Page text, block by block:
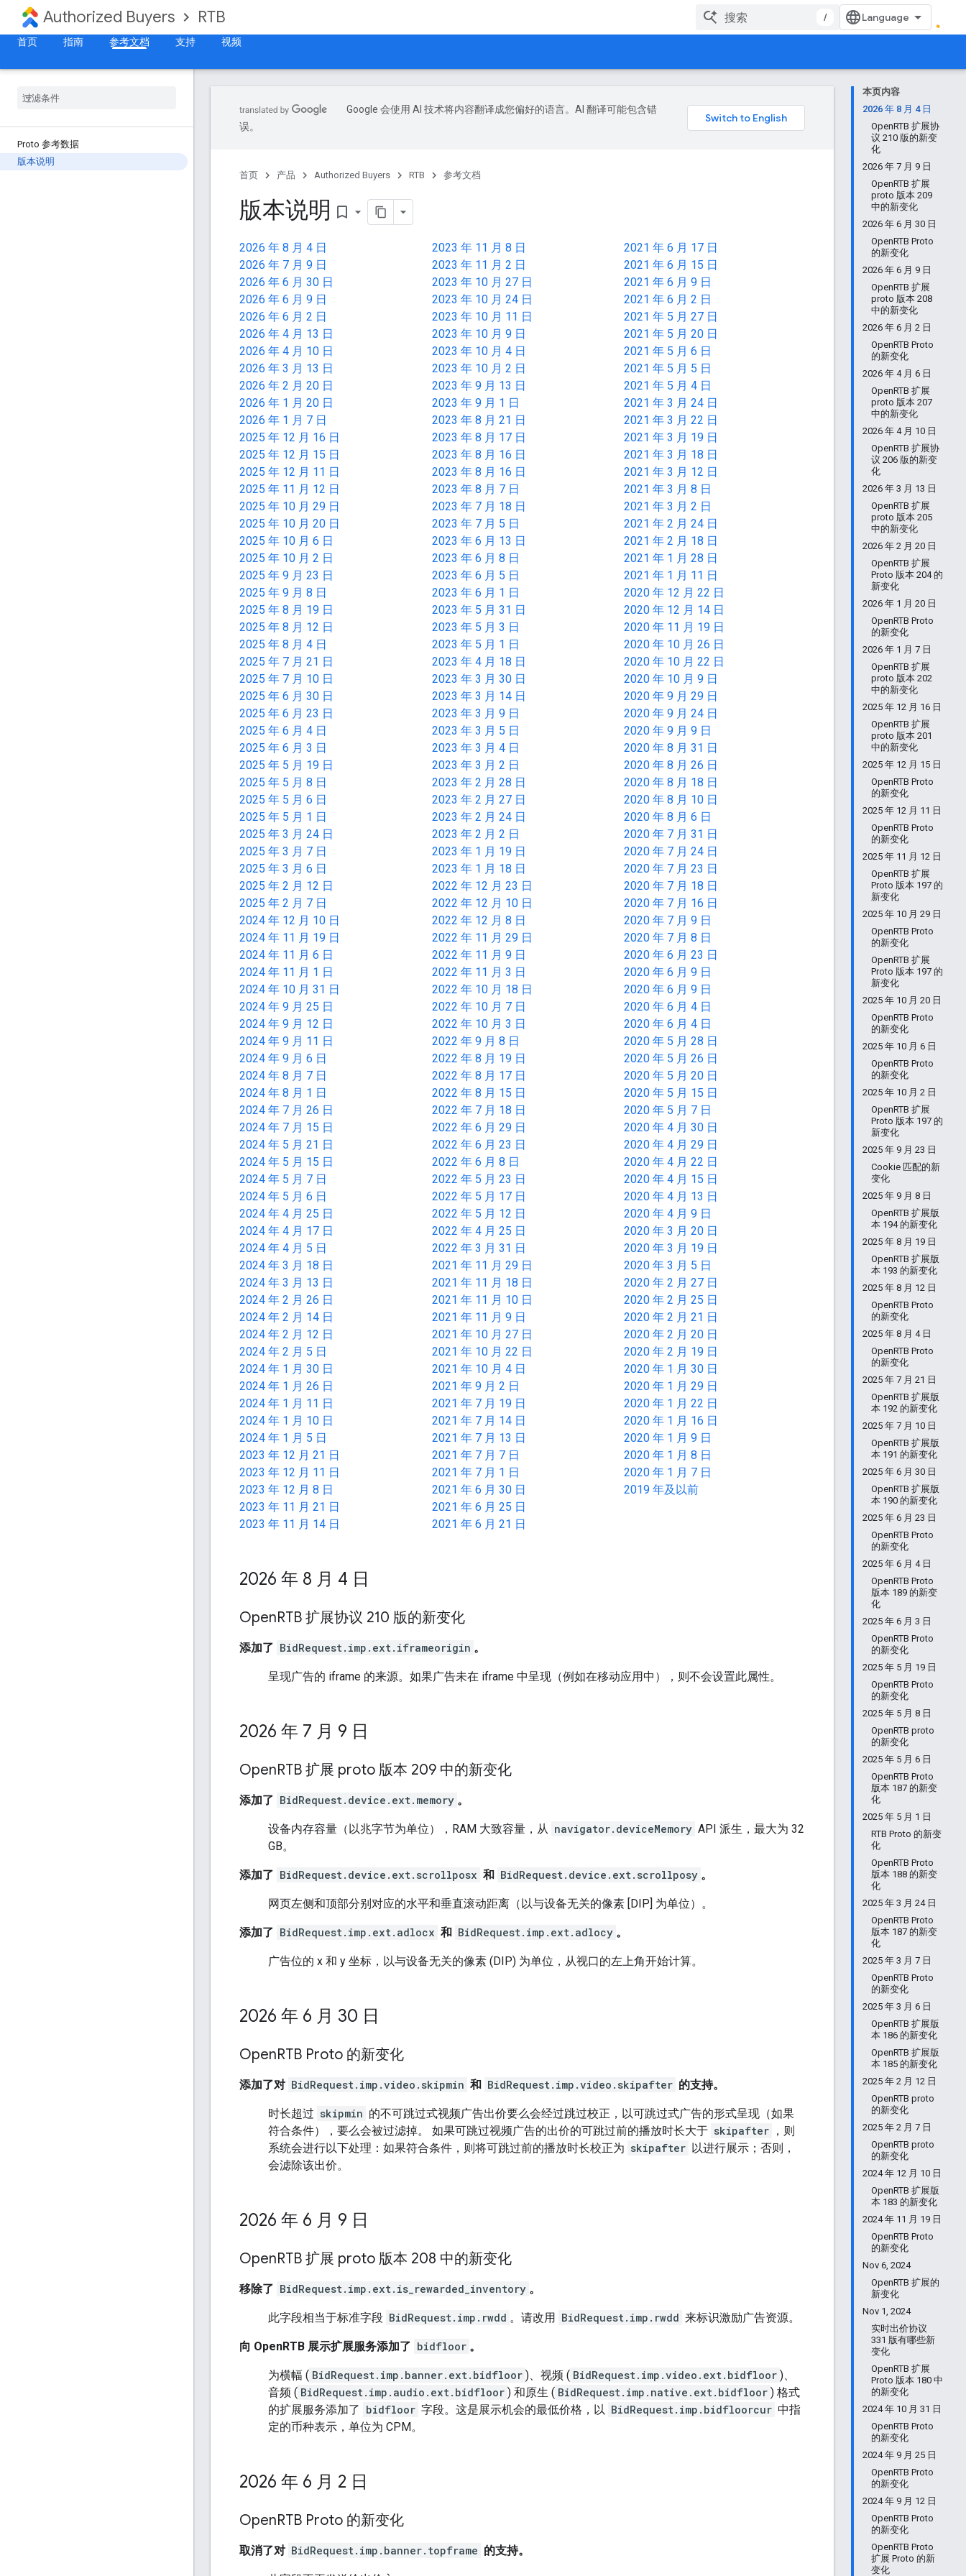
Authorized Buyers RTB
/
首页
指南 参考文档 支持 视频
Proto 参考数据
版本说明
本页内容
2026 年 8 月 4 日
OpenRTB 扩展协
议 210 版的新变
化
2026 年 7 月 9 日
OpenRTB 扩展
proto 版本 209
中的新变化
2026 年 6 月 30 日
OpenRTB Proto
的新变化
2026 年 6 月 9 日
OpenRTB 扩展
proto 版本 208
中的新变化
2026 年 6 月 2 日
OpenRTB Proto
的新变化
2026 年 4 月 6 日
OpenRTB 扩展
proto 版本 207
中的新变化
2026 年 4 月 10 日
OpenRTB 扩展协
议 206 版的新变
化
2026 年 3 月 13 日
OpenRTB 扩展
proto 版本 205
中的新变化
2026 年 2 月 20 日
OpenRTB 扩展
Proto 版本 204 的
新变化
2026 年 1 月 20 日
OpenRTB Proto
的新变化
2026 年 1 月 7 日
OpenRTB 扩展
proto 版本 202
中的新变化
2025 年 12 月 16 日
OpenRTB 扩展
proto 版本 201
中的新变化
2025 年 12 月 15 日
OpenRTB Proto
的新变化
2025 年 12 月 11 日
OpenRTB Proto
的新变化
2025 年 11 月 12 日
OpenRTB 扩展
Proto 版本 197 的
新变化
2025 年 10 月 29 日
OpenRTB Proto
的新变化
OpenRTB 扩展
Proto 版本 197 的
新变化
2025 年 10 月 20 日
OpenRTB Proto
的新变化
2025 年 10 月 6 日
OpenRTB Proto
的新变化
2025 年 10 月 2 日
OpenRTB 扩展
Proto 版本 197 的
新变化
2025 年 9 月 23 日
Cookie 匹配的新
变化
2025 年 9 月 8 日
OpenRTB 扩展版
本 194 的新变化
2025 年 8 月 19 日
OpenRTB 扩展版
本 193 的新变化
2025 年 8 月 12 日
OpenRTB Proto
的新变化
2025 年 8 月 4 日
OpenRTB Proto
的新变化
2025 年 7 月 21 日
OpenRTB 扩展版
本 192 的新变化
2025 年 7 月 10 日
OpenRTB 扩展版
本 191 的新变化
2025 年 6 月 30 日
OpenRTB 扩展版
本 190 的新变化
2025 年 6 月 23 日
OpenRTB Proto
的新变化
2025 年 6 月 4 日
OpenRTB Proto
版本 189 的新变
化
2025 年 6 月 3 日
OpenRTB Proto
的新变化
2025 年 5 月 19 日
OpenRTB Proto
的新变化
2025 年 5 月 8 日
OpenRTB proto
的新变化
2025 年 5 月 6 日
OpenRTB Proto
版本 187 的新变
化
2025 年 5 月 1 日
RTB Proto 的新变
化
OpenRTB Proto
版本 188 的新变
化
2025 年 3 月 24 日
OpenRTB Proto
版本 187 的新变
化
2025 年 3 月 7 日
OpenRTB Proto
的新变化
2025 年 3 月 6 日
OpenRTB 扩展版
本 186 的新变化
OpenRTB 扩展版
本 185 的新变化
2025 年 2 月 12 日
OpenRTB proto
的新变化
2025 年 2 月 7 日
OpenRTB proto
的新变化
2024 年 12 月 10 日
OpenRTB 扩展版
本 183 的新变化
2024 年 11 月 19 日
OpenRTB Proto
的新变化
Nov 6, 2024
OpenRTB 扩展的
新变化
Nov 1, 2024
实时出价协议
331 版有哪些新
变化
OpenRTB 扩展
Proto 版本 180 中
的新变化
2024 年 10 月 31 日
OpenRTB Proto
的新变化
2024 年 9 月 25 日
OpenRTB Proto
的新变化
2024 年 9 月 12 日
OpenRTB Proto
的新变化
OpenRTB Proto
扩展 Proto 的新
变化
Google 会使用 AI 技术将内容翻译成您偏好的语言。AI 翻译可能包含错
误。
首页 产品 Authorized Buyers RTB 参考文档
版本说明 bookmark_border
2026 年 8 月 4 日
2026 年 7 月 9 日
2026 年 6 月 30 日
2026 年 6 月 9 日
2026 年 6 月 2 日
2026 年 4 月 13 日
2026 年 4 月 10 日
2026 年 3 月 13 日
2026 年 2 月 20 日
2026 年 1 月 20 日
2026 年 1 月 7 日
2025 年 12 月 16 日
2025 年 12 月 15 日
2025 年 12 月 11 日
2025 年 11 月 12 日
2025 年 10 月 29 日
2025 年 10 月 20 日
2025 年 10 月 6 日
2025 年 10 月 2 日
2025 年 9 月 23 日
2025 年 9 月 8 日
2025 年 8 月 19 日
2025 年 8 月 12 日
2025 年 8 月 4 日
2025 年 7 月 21 日
2025 年 7 月 10 日
2025 年 6 月 30 日
2025 年 6 月 23 日
2025 年 6 月 4 日
2025 年 6 月 3 日
2025 年 5 月 19 日
2025 年 5 月 8 日
2025 年 5 月 6 日
2025 年 5 月 1 日
2025 年 3 月 24 日
2025 年 3 月 7 日
2025 年 3 月 6 日
2025 年 2 月 12 日
2025 年 2 月 7 日
2024 年 12 月 10 日
2024 年 11 月 19 日
2024 年 11 月 6 日
2024 年 11 月 1 日
2024 年 10 月 31 日
2024 年 9 月 25 日
2024 年 9 月 12 日
2024 年 9 月 11 日
2024 年 9 月 6 日
2024 年 8 月 7 日
2024 年 8 月 1 日
2024 年 7 月 26 日
2024 年 7 月 15 日
2024 年 5 月 21 日
2024 年 5 月 15 日
2024 年 5 月 7 日
2024 年 5 月 6 日
2024 年 4 月 25 日
2024 年 4 月 17 日
2024 年 4 月 5 日
2024 年 3 月 18 日
2024 年 3 月 13 日
2024 年 2 月 26 日
2024 年 2 月 14 日
2024 年 2 月 12 日
2024 年 2 月 5 日
2024 年 1 月 30 日
2024 年 1 月 26 日
2024 年 1 月 11 日
2024 年 1 月 10 日
2024 年 1 月 5 日
2023 年 12 月 21 日
2023 年 12 月 11 日
2023 年 12 月 8 日
2023 年 11 月 21 日
2023 年 11 月 14 日
2023 年 11 月 8 日
2023 年 11 月 2 日
2023 年 10 月 27 日
2023 年 10 月 24 日
2023 年 10 月 11 日
2023 年 10 月 9 日
2023 年 10 月 4 日
2023 年 10 月 2 日
2023 年 9 月 13 日
2023 年 9 月 1 日
2023 年 8 月 21 日
2023 年 8 月 17 日
2023 年 8 月 16 日
2023 年 8 月 16 日
2023 年 8 月 7 日
2023 年 7 月 18 日
2023 年 7 月 5 日
2023 年 6 月 13 日
2023 年 6 月 8 日
2023 年 6 月 5 日
2023 年 6 月 1 日
2023 年 5 月 31 日
2023 年 5 月 3 日
2023 年 5 月 1 日
2023 年 4 月 18 日
2023 年 3 月 30 日
2023 年 3 月 14 日
2023 年 3 月 9 日
2023 年 3 月 5 日
2023 年 3 月 4 日
2023 年 3 月 2 日
2023 年 2 月 28 日
2023 年 2 月 27 日
2023 年 2 月 24 日
2023 年 2 月 2 日
2023 年 1 月 19 日
2023 年 1 月 18 日
2022 年 12 月 23 日
2022 年 12 月 10 日
2022 年 12 月 8 日
2022 年 11 月 29 日
2022 年 11 月 9 日
2022 年 11 月 3 日
2022 年 10 月 18 日
2022 年 10 月 7 日
2022 年 10 月 3 日
2022 年 9 月 8 日
2022 年 8 月 19 日
2022 年 8 月 17 日
2022 年 8 月 15 日
2022 年 7 月 18 日
2022 年 6 月 29 日
2022 年 6 月 23 日
2022 年 6 月 8 日
2022 年 5 月 23 日
2022 年 5 月 17 日
2022 年 5 月 12 日
2022 年 4 月 25 日
2022 年 3 月 31 日
2021 年 11 月 29 日
2021 年 11 月 18 日
2021 年 11 月 10 日
2021 年 11 月 9 日
2021 年 10 月 27 日
2021 年 10 月 22 日
2021 年 10 月 4 日
2021 年 9 月 2 日
2021 年 7 月 19 日
2021 年 7 月 14 日
2021 年 7 月 13 日
2021 年 7 月 7 日
2021 年 7 月 1 日
2021 年 6 月 30 日
2021 年 6 月 25 日
2021 年 6 月 21 日
2021 年 6 月 17 日
2021 年 6 月 15 日
2021 年 6 月 9 日
2021 年 6 月 2 日
2021 年 5 月 27 日
2021 年 5 月 20 日
2021 年 5 月 6 日
2021 年 5 月 5 日
2021 年 5 月 4 日
2021 年 3 月 24 日
2021 年 3 月 22 日
2021 年 3 月 19 日
2021 年 3 月 18 日
2021 年 3 月 12 日
2021 年 3 月 8 日
2021 年 3 月 2 日
2021 年 2 月 24 日
2021 年 2 月 18 日
2021 年 1 月 28 日
2021 年 1 月 11 日
2020 年 12 月 22 日
2020 年 12 月 14 日
2020 年 11 月 19 日
2020 年 10 月 26 日
2020 年 10 月 22 日
2020 年 10 月 9 日
2020 年 9 月 29 日
2020 年 9 月 24 日
2020 年 9 月 9 日
2020 年 8 月 31 日
2020 年 8 月 26 日
2020 年 8 月 18 日
2020 年 8 月 10 日
2020 年 8 月 6 日
2020 年 7 月 31 日
2020 年 7 月 24 日
2020 年 7 月 23 日
2020 年 7 月 18 日
2020 年 7 月 16 日
2020 年 7 月 9 日
2020 年 7 月 8 日
2020 年 6 月 23 日
2020 年 6 月 9 日
2020 年 6 月 9 日
2020 年 6 月 4 日
2020 年 6 月 4 日
2020 年 5 月 28 日
2020 年 5 月 26 日
2020 年 5 月 20 日
2020 年 5 月 15 日
2020 年 5 月 7 日
2020 年 4 月 30 日
2020 年 4 月 29 日
2020 年 4 月 22 日
2020 年 4 月 15 日
2020 年 4 月 13 日
2020 年 4 月 9 日
2020 年 3 月 20 日
2020 年 3 月 19 日
2020 年 3 月 5 日
2020 年 2 月 27 日
2020 年 2 月 25 日
2020 年 2 月 21 日
2020 年 2 月 20 日
2020 年 2 月 19 日
2020 年 1 月 30 日
2020 年 1 月 29 日
2020 年 1 月 22 日
2020 年 1 月 16 日
2020 年 1 月 9 日
2020 年 1 月 8 日
2020 年 1 月 7 日
2019 年及以前
2026 年 8 月 4 日
OpenRTB 扩展协议 210 版的新变化
添加了 BidRequest.imp.ext.iframeorigin 。
呈现广告的 iframe 的来源。如果广告未在 iframe 中呈现（例如在移动应用中），则不会设置此属性。
2026 年 7 月 9 日
OpenRTB 扩展 proto 版本 209 中的新变化
添加了 BidRequest.device.ext.memory 。
设备内存容量（以兆字节为单位），RAM 大致容量，从 navigator.deviceMemory API 派生，最大为 32
GB。
添加了 BidRequest.device.ext.scrollposx 和 BidRequest.device.ext.scrollposy 。
网页左侧和顶部分别对应的水平和垂直滚动距离（以与设备无关的像素 [DIP] 为单位）。
添加了 BidRequest.imp.ext.adlocx 和 BidRequest.imp.ext.adlocy 。
广告位的 x 和 y 坐标，以与设备无关的像素 (DIP) 为单位，从视口的左上角开始计算。
2026 年 6 月 30 日
OpenRTB Proto 的新变化
添加了对 BidRequest.imp.video.skipmin 和 BidRequest.imp.video.skipafter 的支持。
时长超过 skipmin 的不可跳过式视频广告出价要么会经过跳过校正，以可跳过式广告的形式呈现（如果
符合条件），要么会被过滤掉。 如果可跳过视频广告的出价的可跳过前的播放时长大于 skipafter ，则
系统会进行以下处理：如果符合条件，则将可跳过前的播放时长校正为 skipafter 以进行展示；否则，
会滤除该出价。
2026 年 6 月 9 日
OpenRTB 扩展 proto 版本 208 中的新变化
移除了 BidRequest.imp.ext.is_rewarded_inventory 。
此字段相当于标准字段 BidRequest.imp.rwdd 。请改用 BidRequest.imp.rwdd 来标识激励广告资源。
向 OpenRTB 展示扩展服务添加了 bidfloor 。
为横幅 ( BidRequest.imp.banner.ext.bidfloor )、视频 ( BidRequest.imp.video.ext.bidfloor )、
音频 ( BidRequest.imp.audio.ext.bidfloor ) 和原生 ( BidRequest.imp.native.ext.bidfloor ) 格式
的扩展服务添加了 bidfloor 字段。这是展示机会的最低价格，以 BidRequest.imp.bidfloorcur 中指
定的币种表示，单位为 CPM。
2026 年 6 月 2 日
OpenRTB Proto 的新变化
取消了对 BidRequest.imp.banner.topframe 的支持。